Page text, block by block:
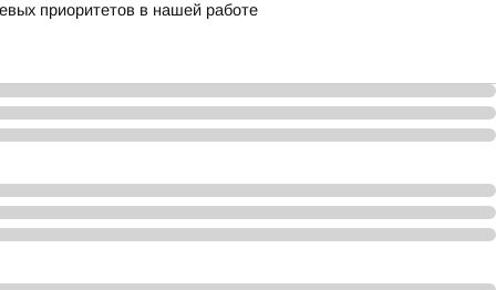
приоритетов в нашей работе